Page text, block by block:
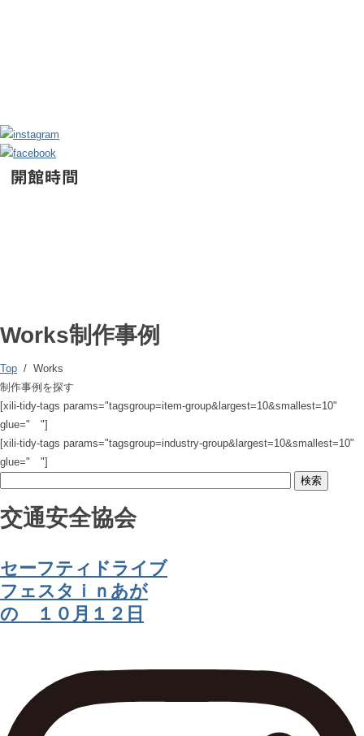
Works制作事例
Top / Works
制作事例を探す
[xili-tidy-tags params="tagsgroup=item-group&largest=10&smallest=10"
glue=" "]
[xili-tidy-tags params="tagsgroup=industry-group&largest=10&smallest=10"
glue=" "]
交通安全協会
セーフティドライブ
フェスタｉｎあが
の １０月１２日